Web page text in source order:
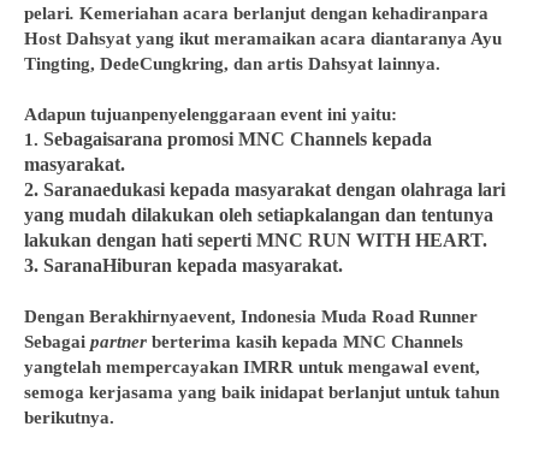
pelari. Kemeriahan acara berlanjut dengan kehadiranpara
Host Dahsyat yang ikut meramaikan acara diantaranya Ayu
Tingting, DedeCungkring, dan artis Dahsyat lainnya.
Adapun tujuanpenyelenggaraan event ini yaitu:
1. Sebagaisarana promosi MNC Channels kepada
masyarakat.
2. Saranaedukasi kepada masyarakat dengan olahraga lari
yang mudah dilakukan oleh setiapkalangan dan tentunya
lakukan dengan hati seperti MNC RUN WITH HEART.
3. SaranaHiburan kepada masyarakat.
Dengan Berakhirnyaevent, Indonesia Muda Road Runner
Sebagai partner berterima kasih kepada MNC Channels
yangtelah mempercayakan IMRR untuk mengawal event,
semoga kerjasama yang baik inidapat berlanjut untuk tahun
berikutnya.